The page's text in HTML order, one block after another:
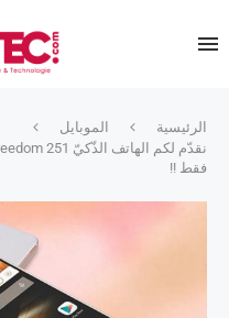
الرئيسية
الموبايل
فقط !!